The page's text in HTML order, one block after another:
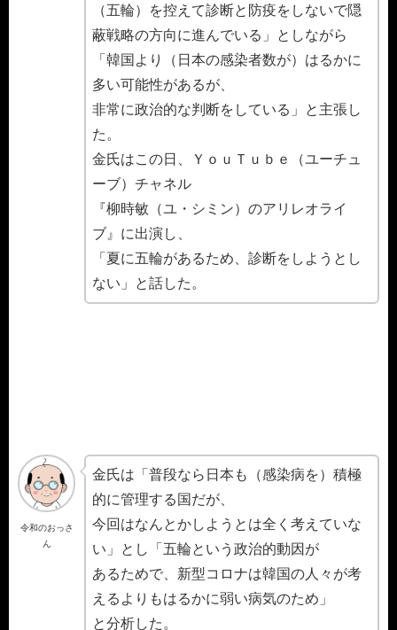
（五輪）を控えて診断と防疫をしないで隠
蔽戦略の方向に進んでいる」としながら
「韓国より（日本の感染者数が）はるかに
多い可能性があるが、
非常に政治的な判断をしている」と主張し
た。
金氏はこの日、ＹｏｕＴｕｂｅ（ユーチュ
ーブ）チャネル
『柳時敏（ユ・シミン）のアリレオライ
ブ』に出演し、
「夏に五輪があるため、診断をしようとし
ない」と話した。
令和のおっさ
ん
金氏は「普段なら日本も（感染病を）積極
的に管理する国だが、
今回はなんとかしようとは全く考えていな
い」とし「五輪という政治的動因が
あるためで、新型コロナは韓国の人々が考
えるよりもはるかに弱い病気のため」
と分析した。